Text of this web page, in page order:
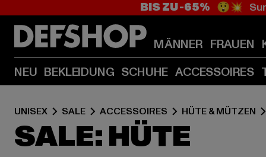
BIS ZU -65% 😲💥
MÄNNER FRAUEN
NEU BEKLEIDUNG SCHUHE ACCESSOIRES
UNISEX SALE ACCESSOIRES HÜTE & MÜTZEN
SALE: HÜTE